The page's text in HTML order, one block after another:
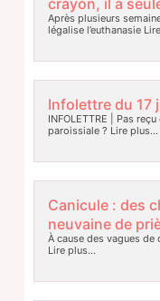
crayon, il a
Après plusieurs
légalise l’euthanasie
Infolettre du 17
INFOLETTRE | Pas
paroissiale ? Lire plus…
Canicule : des
neuvaine de
À cause des vagues de
Lire plus…